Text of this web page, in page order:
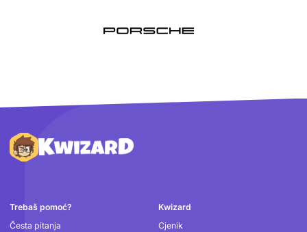
Podnožje
Trebaš pomoć?
Česta pitanja
Kwizard
Cjenik